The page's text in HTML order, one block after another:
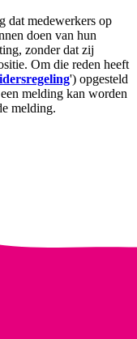
dat medewerkers op
doen van hun
zonder dat zij
Om die reden heeft
') opgesteld
melding kan worden
melding.